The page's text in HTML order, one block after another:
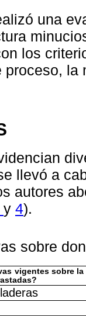
una
los
proceso,
llevó a
autores
y 4).
sobre
vigentes sobre